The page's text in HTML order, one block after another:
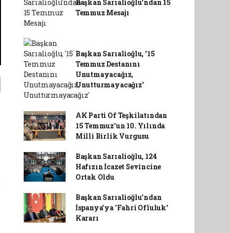
Başkan Sarıalioğlu'ndan 15
Temmuz Mesajı
Başkan Sarıalioğlu, '15
Temmuz Destanını
Unutmayacağız,
Unutturmayacağız'
AK Parti Of Teşkilatından
15 Temmuz'un 10. Yılında
Milli Birlik Vurgusu
Başkan Sarıalioğlu, 124
Hafızın İcazet Sevincine
Ortak Oldu
Başkan Sarıalioğlu'ndan
İspanya'ya 'Fahri Ofluluk'
Kararı